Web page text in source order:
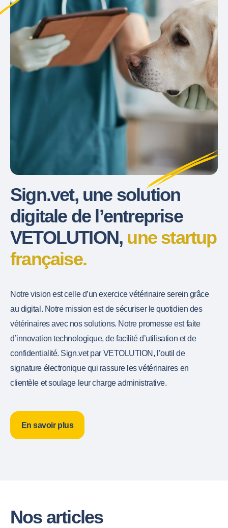
Sign.vet, une solution
digitale de l’entreprise
VETOLUTION, une startup
française.
Notre vision est celle d’un exercice vétérinaire serein grâce
au digital. Notre mission est de sécuriser le quotidien des
vétérinaires avec nos solutions. Notre promesse est faite
d’innovation technologique, de facilité d’utilisation et de
confidentialité. Sign.vet par VETOLUTION, l’outil de
signature électronique qui rassure les vétérinaires en
clientèle et soulage leur charge administrative.
En savoir plus
Nos articles